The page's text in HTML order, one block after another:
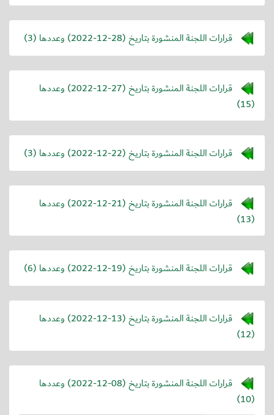
قرارات اللجنة المنشورة بتاريخ (2022-12-28) وعددها (3)
قرارات اللجنة المنشورة بتاريخ (2022-12-27) وعددها
(15)
قرارات اللجنة المنشورة بتاريخ (2022-12-22) وعددها (3)
قرارات اللجنة المنشورة بتاريخ (2022-12-21) وعددها
(13)
قرارات اللجنة المنشورة بتاريخ (2022-12-19) وعددها (6)
قرارات اللجنة المنشورة بتاريخ (2022-12-13) وعددها
(12)
قرارات اللجنة المنشورة بتاريخ (2022-12-08) وعددها
(10)